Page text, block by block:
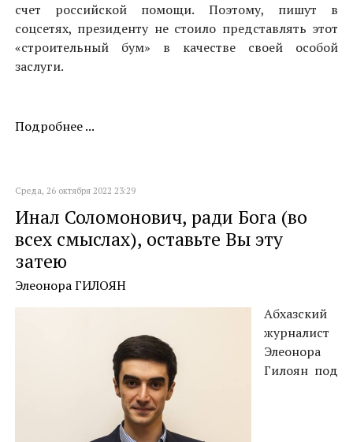
счет российской помощи. Поэтому, пишут в
соцсетях, президенту не стоило представлять этот
«строительный бум» в качестве своей особой
заслуги.
Подробнее ...
Среда, 26 октября 2022 23:29
Инал Соломонович, ради Бога (во
всех смыслах), оставьте Вы эту
затею
Элеонора ГИЛОЯН
Абхазский
журналист
Элеонора
Гилоян под